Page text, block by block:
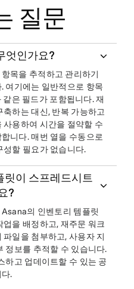
질문
엇인가요?
목을 추적하고 관리하기
여기에는 일반적으로 항목
은 필드가 포함됩니다. 재
하는 대신, 반복 가능하고
용하여 시간을 절약할 수
니다. 매번 열을 수동으로
성할 필요가 없습니다.
릿이 스프레드시트
?
의 인벤토리 템플릿
을 배정하고, 재주문 워크
일을 첨부하고, 사용자 지
정보를 추적할 수 있습니다.
하고 업데이트할 수 있는 공
.